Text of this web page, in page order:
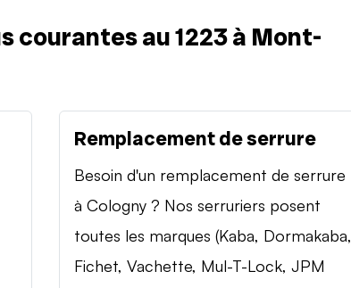
courantes au 1223 à Mont-
Remplacement de serrure
Besoin d'un remplacement de serrure
à Cologny ? Nos serruriers posent
toutes les marques (Kaba, Dormakaba,
Fichet, Vachette, Mul-T-Lock, JPM